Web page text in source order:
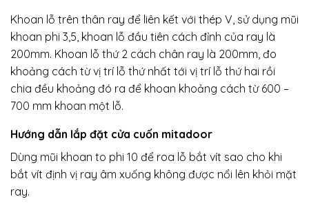
Khoan lỗ trên thân ray để liên kết với thép V, sử dụng mũi
khoan phi 3,5, khoan lỗ đầu tiên cách đỉnh của ray là
200mm. Khoan lỗ thứ 2 cách chân ray là 200mm, đo
khoảng cách từ vị trí lỗ thứ nhất tới vị trí lỗ thứ hai rồi
chia đều khoảng đó ra để khoan khoảng cách từ 600 –
700 mm khoan một lỗ.
Hướng dẫn lắp đặt cửa cuốn mitadoor
Dùng mũi khoan to phi 10 để roa lỗ bắt vít sao cho khi
bắt vít định vị ray âm xuống không được nổi lên khỏi mặt
ray.